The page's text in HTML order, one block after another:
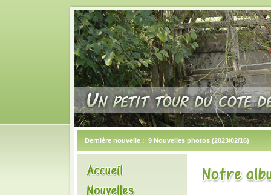
Dernière nouvelle : 9 Nouvelles photos (2023/02/16)